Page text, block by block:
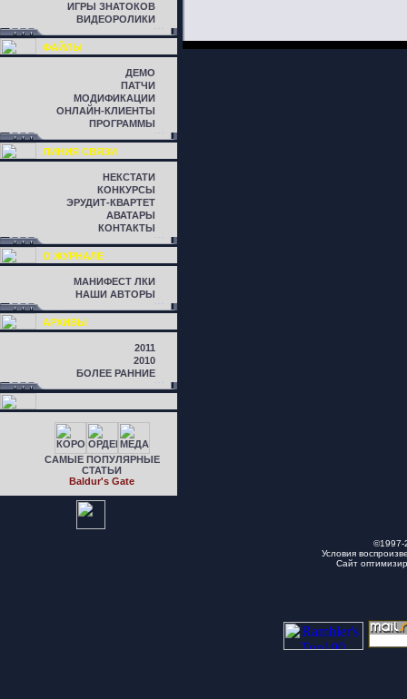
ИГРЫ ЗНАТОКОВ
ВИДЕОРОЛИКИ
ФАЙЛЫ
ДЕМО
ПАТЧИ
МОДИФИКАЦИИ
ОНЛАЙН-КЛИЕНТЫ
ПРОГРАММЫ
ЛИНИЯ СВЯЗИ
НЕКСТАТИ
КОНКУРСЫ
ЭРУДИТ-КВАРТЕТ
АВАТАРЫ
КОНТАКТЫ
О ЖУРНАЛЕ
МАНИФЕСТ ЛКИ
НАШИ АВТОРЫ
АРХИВЫ
2011
2010
БОЛЕЕ РАННИЕ
САМЫЕ ПОПУЛЯРНЫЕ
СТАТЬИ
Baldur's Gate
Условия
Сайт